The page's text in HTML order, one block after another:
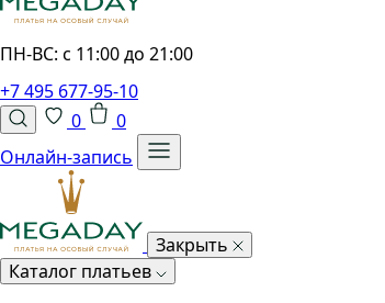
ПН-ВС: с 11:00 до 21:00
+7 495 677-95-10
0
0
Онлайн-запись
Закрыть
Каталог платьев